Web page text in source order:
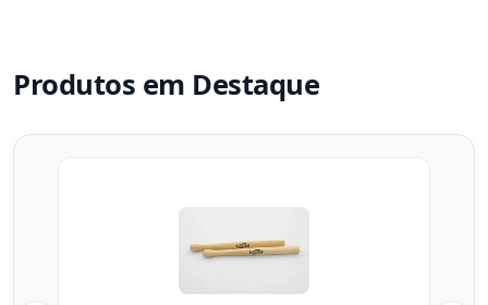
Produtos em Destaque